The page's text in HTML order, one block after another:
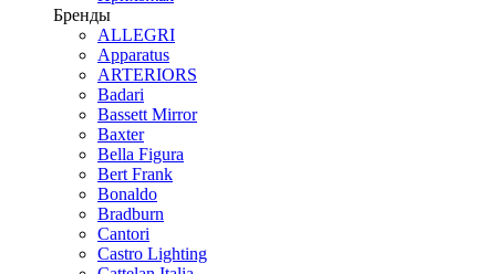
Бренды
ALLEGRI
Apparatus
ARTERIORS
Badari
Bassett Mirror
Baxter
Bella Figura
Bert Frank
Bonaldo
Bradburn
Cantori
Castro Lighting